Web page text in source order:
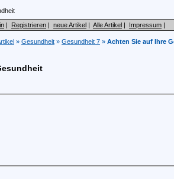
| Registrieren | neue Artikel | Alle Artikel | Impressum |
» Gesundheit » Gesundheit 7 » Achten Sie auf Ihre